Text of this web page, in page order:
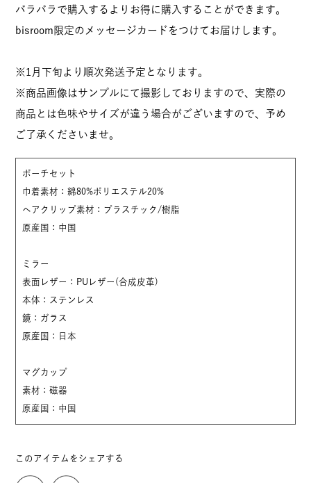
バラバラで購入するよりお得に購入することができます。
bisroom限定のメッセージカードをつけてお届けします。
※1月下旬より順次発送予定となります。
※商品画像はサンプルにて撮影しておりますので、実際の
商品とは色味やサイズが違う場合がございますので、予め
ご了承くださいませ。
ポーチセット
巾着素材：綿80%ポリエステル20%
ヘアクリップ素材：プラスチック/樹脂
原産国：中国
ミラー
表面レザー：PUレザー(合成皮革)
本体：ステンレス
鏡：ガラス
原産国：日本
マグカップ
素材：磁器
原産国：中国
このアイテムをシェアする